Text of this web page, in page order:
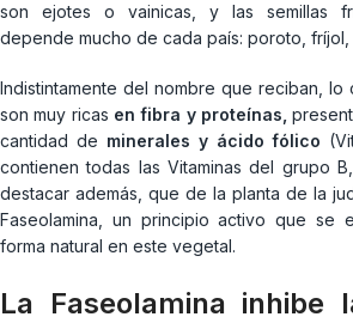
son ejotes o vainicas, y las semillas
depende mucho de cada país: poroto,
Indistintamente del nombre que reciban, lo
son muy ricas en fibra y proteínas,
cantidad de minerales y ácido fólico
contienen todas las Vitaminas del grupo
destacar además, que de la planta de la
Faseolamina, un principio activo que se
forma natural en este vegetal.
La Faseolamina inhibe